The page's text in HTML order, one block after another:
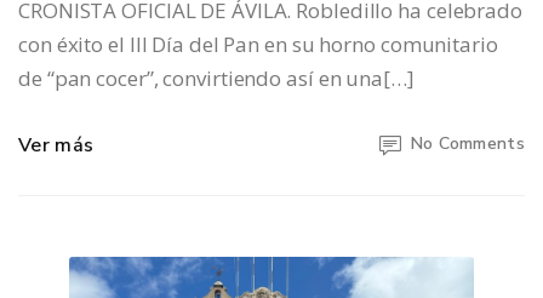
CRONISTA OFICIAL DE ÁVILA. Robledillo ha celebrado
con éxito el III Día del Pan en su horno comunitario
de “pan cocer”, convirtiendo así en una[…]
Ver más No Comments